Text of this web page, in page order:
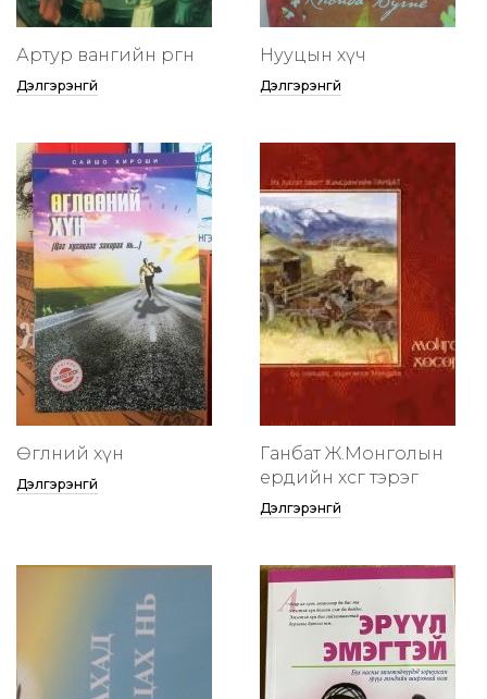
Артур вангийн өргөөнөө
Дэлгэрэнгүй
Нууцын хүч
Дэлгэрэнгүй
Өглөөний хүн
Дэлгэрэнгүй
Ганбат Ж.Монголын
ердийн хөсөг тэрэг
Дэлгэрэнгүй